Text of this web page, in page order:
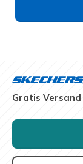
Gratis Versand